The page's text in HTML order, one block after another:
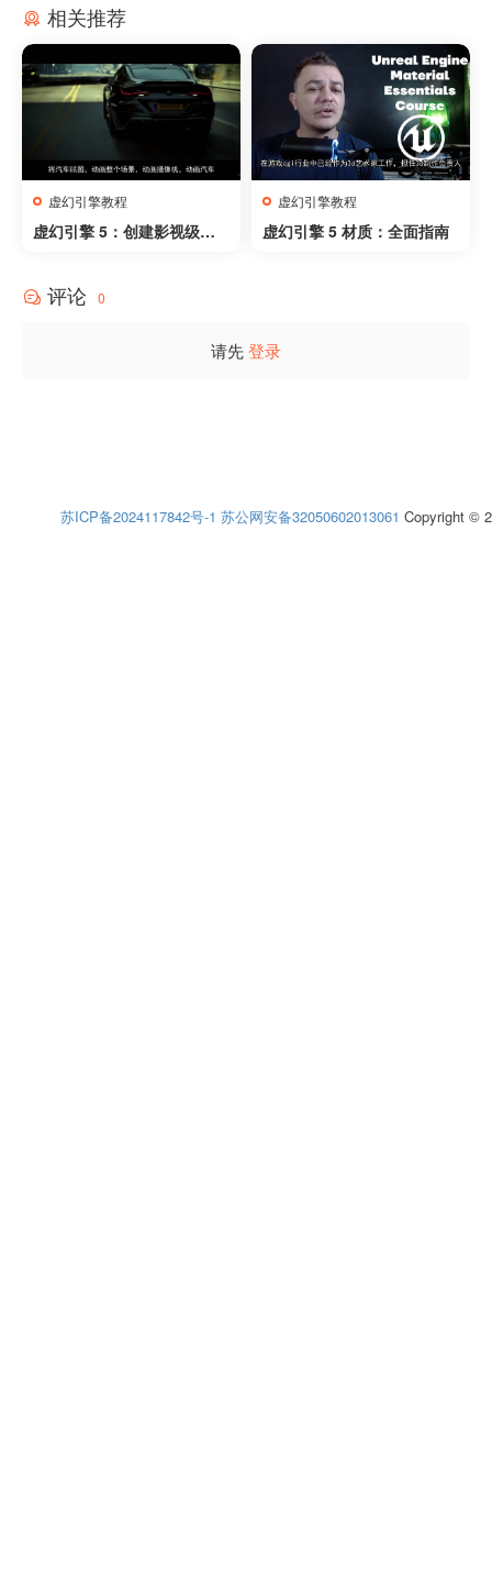
相关推荐
虚幻引擎教程
虚幻引擎 5：创建影视级汽
Scenes
虚幻引擎教程
虚幻引擎 5 材质：全面指南
评论 0
请先登录
苏ICP备2024117842号-1 苏公网安备32050602013061 Copyright ©